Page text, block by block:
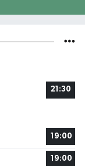
21:30
19:00
19:00